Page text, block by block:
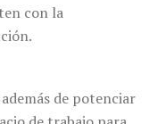
con la
de potenciar